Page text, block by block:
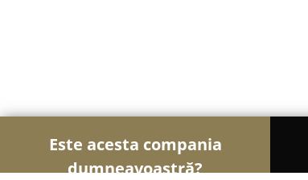
Este acesta compania
dumneavoastră?